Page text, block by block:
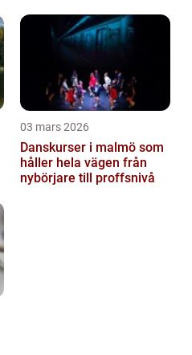
03 mars 2026
Danskurser i malmö som
håller hela vägen från
nybörjare till proffsnivå